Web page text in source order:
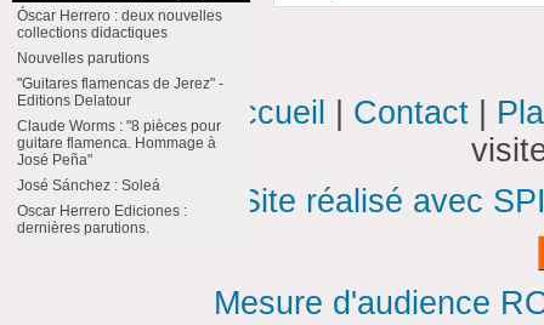
Óscar Herrero : deux nouvelles
collections didactiques
Nouvelles parutions
"Guitares flamencas de Jerez" -
Editions Delatour
Claude Worms : "8 pièces pour
guitare flamenca. Hommage à
José Peña"
José Sánchez : Soleá
Oscar Herrero Ediciones :
dernières parutions.
Accueil Contact
Site réalisé avec
Mesure d'audience